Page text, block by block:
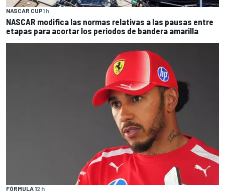
NASCAR CUP1 h
NASCAR modifica las normas relativas a las pausas entre
etapas para acortar los periodos de bandera amarilla
FÓRMULA 12 h